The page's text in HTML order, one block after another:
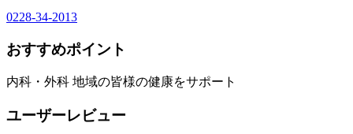
0228-34-2013
おすすめポイント
内科・外科 地域の皆様の健康をサポート
ユーザーレビュー